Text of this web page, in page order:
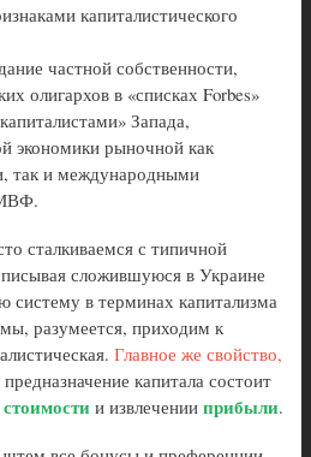
капиталистического
частной собственности,
олигархов в «списках Forbes»
Запада,
экономики рыночной как
так и международными
сталкиваемся с типичной
сложившуюся в Украине
систему в терминах капитализма
разумеется, приходим к
Главное же свойство,
капитала состоит
и извлечении прибыли.